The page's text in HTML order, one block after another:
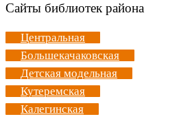
Сайты библиотек района
Центральная
Большекачаковская
Детская модельная
Кутеремская
Калегинская